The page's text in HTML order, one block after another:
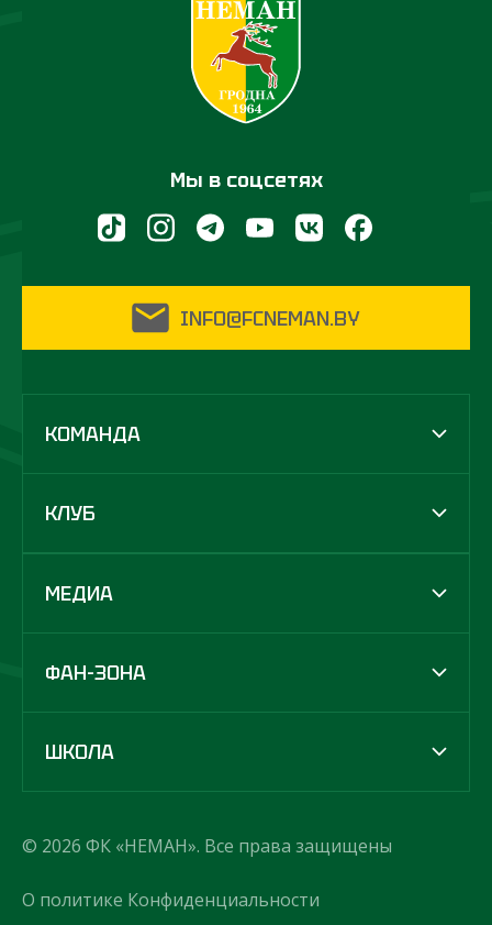
Мы в соцсетях
INFO@FCNEMAN.BY
КОМАНДА
КЛУБ
МЕДИА
ФАН-ЗОНА
ШКОЛА
© 2026 ФК «НЕМАН». Все права защищены
О политике Конфиденциальности